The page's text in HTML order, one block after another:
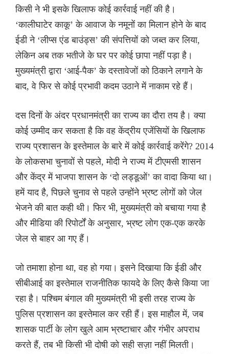
किसी ने भी इसके खिलाफ कोई कार्रवाई नहीं की है।
‘कालीघाटेर काकू’ के आवाज के नमूनों का मिलान होने के बाद
ईडी ने ‘लीप्स एंड बाउंड्स’ की संपत्तियों को जब्त कर लिया,
लेकिन अब तक भतीजे के घर पर कोई छापा नहीं पड़ा है।
मुख्यमंत्री द्वारा ‘आई-पैक’ के दस्तावेजों को ठिकाने लगाने के
बाद, वे फिर से कोई प्रभावी कदम उठाने में नाकाम रहे हैं।
दस दिनों के अंदर प्रधानमंत्री का राज्य का दौरा तय है। क्या
कोई उम्मीद कर सकता है कि वह केंद्रीय एजेंसियों के खिलाफ
राज्य प्रशासन के इस्तेमाल के बारे में कोई कार्रवाई करेंगे? 2014
के लोकसभा चुनावों से पहले, मोदी ने राज्य में टीएमसी शासन
और केंद्र में भाजपा शासन के ‘दो लड्डूओं’ का वादा किया था।
हमें याद है, पिछले चुनाव से पहले उन्होंने भ्रष्ट लोगों को जेल
भेजने की बात कही थी। फिर भी, मुख्यमंत्री को बचाया गया है
और मीडिया की रिपोर्टों के अनुसार, भ्रष्ट लोग एक-एक करके
जेल से बाहर आ गए हैं।
जो तमाशा होना था, वह हो गया। इसने दिखाया कि ईडी और
सीबीआई का इस्तेमाल राजनीतिक फायदे के लिए कैसे किया जा
रहा है। पश्चिम बंगाल की मुख्यमंत्री भी इसी तरह राज्य के
पुलिस प्रशासन का इस्तेमाल कर रही हैं। इस माहौल में, जब
शासक पार्टी के लोग खुले आम भ्रष्टाचार और गंभीर अपराध
करते हैं, तब भी किसी भी दोषी को सही सज़ा नहीं मिलती।